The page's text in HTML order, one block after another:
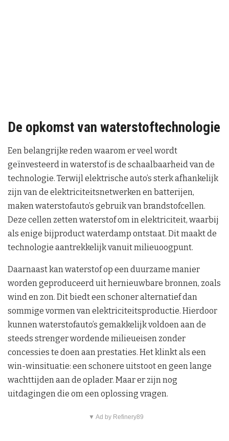
De opkomst van waterstoftechnologie
Een belangrijke reden waarom er veel wordt
geïnvesteerd in waterstof is de schaalbaarheid van de
technologie. Terwijl elektrische auto’s sterk afhankelijk
zijn van de elektriciteitsnetwerken en batterijen,
maken waterstofauto’s gebruik van brandstofcellen.
Deze cellen zetten waterstof om in elektriciteit, waarbij
als enige bijproduct waterdamp ontstaat. Dit maakt de
technologie aantrekkelijk vanuit milieuoogpunt.
Daarnaast kan waterstof op een duurzame manier
worden geproduceerd uit hernieuwbare bronnen, zoals
wind en zon. Dit biedt een schoner alternatief dan
sommige vormen van elektriciteitsproductie. Hierdoor
kunnen waterstofauto’s gemakkelijk voldoen aan de
steeds strenger wordende milieueisen zonder
concessies te doen aan prestaties. Het klinkt als een
win-winsituatie: een schonere uitstoot en geen lange
wachttijden aan de oplader. Maar er zijn nog
uitdagingen die om een oplossing vragen.
▼ Ad by Refinery89